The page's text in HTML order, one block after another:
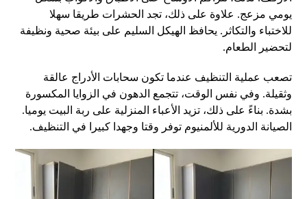
يومي مزعج. علاوة على ذلك، تجد الحشرات طريقا سهلا
للاختباء والتكاثر. يحافظ الهيكل السليم على بيئة صحية ونظيفة
لتحضير الطعام.
تصعب عملية التنظيف عندما تكون سحابات الأدراج عالقة
وثقيلة. وفي نفس الوقت، تتجمع الدهون في الزوايا المكسورة
بشدة. بناءً على ذلك، تزيد الأعباء المنزلية على ربة البيت يوميا.
الصيانة الدورية للألمنيوم توفر وقتا وجهدا كبيرا في التنظيف.